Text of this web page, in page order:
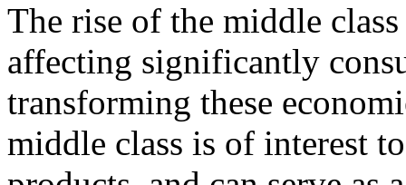
The rise of the middle
affecting significantly
transforming these
middle class is of interest